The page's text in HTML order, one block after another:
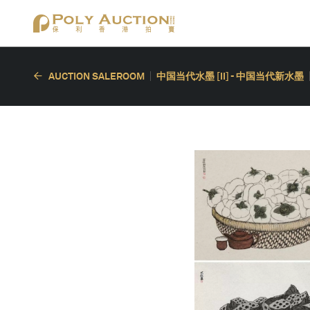
AUCTION SALEROOM 中国当代水墨 [II] - 中国当代新水墨